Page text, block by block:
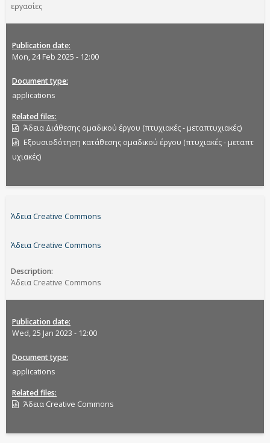
εργασίες
Publication date
Mon, 24 Feb 2025 - 12:00
Document type
applications
Related files
Άδεια Διάθεσης ομαδικού έργου (πτυχιακές - μεταπτυχιακές)
Εξουσιοδότηση κατάθεσης ομαδικού έργου (πτυχιακές - μεταπτ
υχιακές)
Άδεια Creative Commons
Άδεια Creative Commons
Description
Άδεια Creative Commons
Publication date
Wed, 25 Jan 2023 - 12:00
Document type
applications
Related files
Άδεια Creative Commons